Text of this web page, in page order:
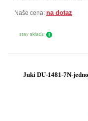
Naše cena: na dotaz
stav skladu
Juki DU-1481-7N-